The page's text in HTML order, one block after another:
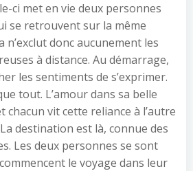
ci met en vie deux personnes
se retrouvent sur la même
n’exclut donc aucunement les
à distance. Au démarrage,
les sentiments de s’exprimer.
tout. L’amour dans sa belle
vit cette reliance à l’autre
destination est là, connue des
Les deux personnes se sont
le voyage dans leur